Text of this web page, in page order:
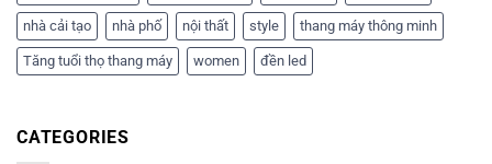
nhà cải tạo nhà phố nội thất style thang máy thông minh
Tăng tuổi thọ thang máy women đền led
CATEGORIES